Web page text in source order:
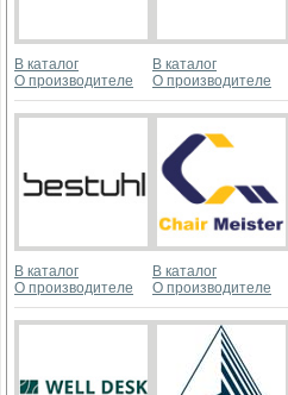
В каталог
О производителе
В каталог
О производителе
В каталог
О производителе
В каталог
О производителе